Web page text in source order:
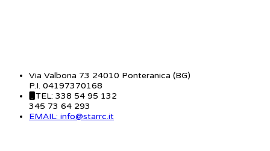
Via Valbona 73 24010 Ponteranica (BG)
P.I. 04197370168
TEL: 338 54 95 132
345 73 64 293
EMAIL: info@starrc.it